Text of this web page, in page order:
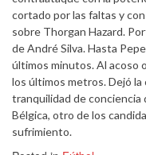
cortado por las faltas y
sobre Thorgan Hazard.
de André Silva. Hasta
últimos minutos. Al acoso
los últimos metros. Dejó la
tranquilidad de
Bélgica, otro de los
sufrimiento.